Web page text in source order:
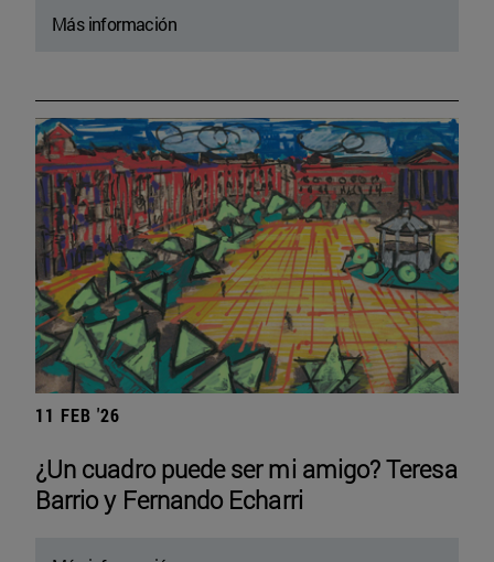
Más información
11 FEB '26
¿Un cuadro puede ser mi amigo? Teresa
Barrio y Fernando Echarri